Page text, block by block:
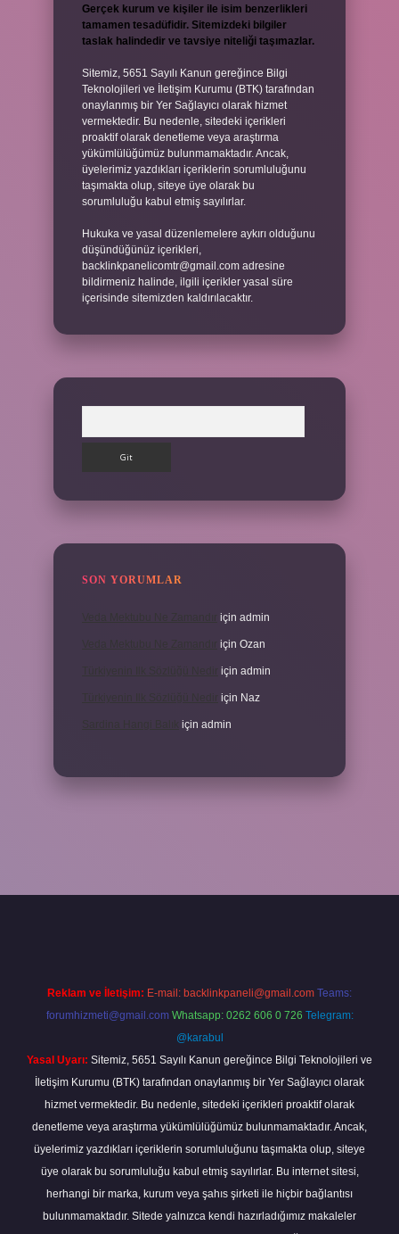
Gerçek kurum ve kişiler ile isim benzerlikleri
tamamen tesadüfidir. Sitemizdeki bilgiler
taslak halindedir ve tavsiye niteliği taşımazlar.
Sitemiz, 5651 Sayılı Kanun gereğince Bilgi
Teknolojileri ve İletişim Kurumu (BTK) tarafından
onaylanmış bir Yer Sağlayıcı olarak hizmet
vermektedir. Bu nedenle, sitedeki içerikleri
proaktif olarak denetleme veya araştırma
yükümlülüğümüz bulunmamaktadır. Ancak,
üyelerimiz yazdıkları içeriklerin sorumluluğunu
taşımakta olup, siteye üye olarak bu
sorumluluğu kabul etmiş sayılırlar.
Hukuka ve yasal düzenlemelere aykırı olduğunu
düşündüğünüz içerikleri,
backlinkpanelicomtr@gmail.com adresine
bildirmeniz halinde, ilgili içerikler yasal süre
içerisinde sitemizden kaldırılacaktır.
SON YORUMLAR
için admin
için Ozan
için admin
için Naz
için admin
Reklam ve İletişim: E-mail: backlinkpaneli@gmail.com Teams:
forumhizmeti@gmail.com Whatsapp: 0262 606 0 726 Telegram:
@karabul
Yasal Uyarı: Sitemiz, 5651 Sayılı Kanun gereğince Bilgi Teknolojileri ve
İletişim Kurumu (BTK) tarafından onaylanmış bir Yer Sağlayıcı olarak
hizmet vermektedir. Bu nedenle, sitedeki içerikleri proaktif olarak
denetleme veya araştırma yükümlülüğümüz bulunmamaktadır. Ancak,
üyelerimiz yazdıkları içeriklerin sorumluluğunu taşımakta olup, siteye
üye olarak bu sorumluluğu kabul etmiş sayılırlar. Bu internet sitesi,
herhangi bir marka, kurum veya şahıs şirketi ile hiçbir bağlantısı
bulunmamaktadır. Sitede yalnızca kendi hazırladığımız makaleler